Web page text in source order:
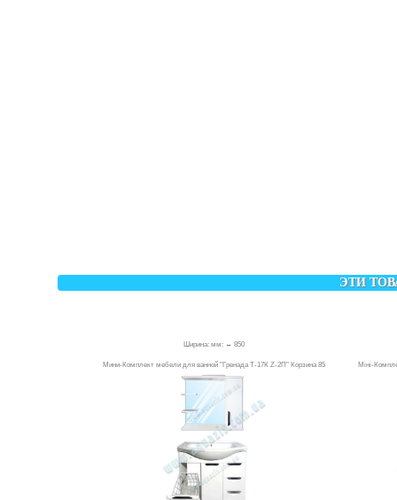
ЭТИ
Ширина: мм: ↔ 850
Мини-Комплект мебели для ванной "Гренада Т-17К Z-2П" Корзина 85 Міні-